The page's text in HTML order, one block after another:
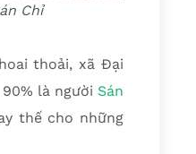
Chỉ
thoải, xã Đại
là người Sán
thế cho những